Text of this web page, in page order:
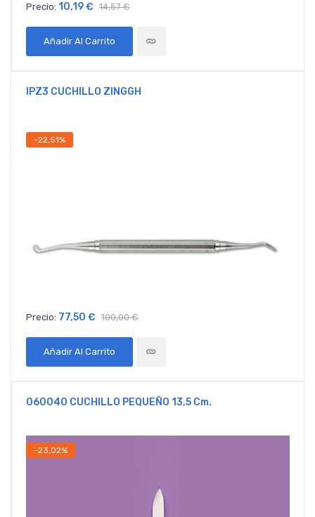
Precio: 10,19 € 14,57 €
Añadir Al Carrito
IPZ3 CUCHILLO ZINGGH
-22,51%
Precio: 77,50 € 100,00 €
Añadir Al Carrito
060040 CUCHILLO PEQUEÑO 13,5 Cm.
-23,02%